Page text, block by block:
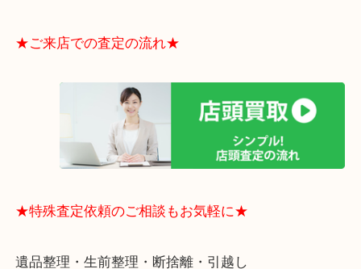
電など、業界最多の買取可能品目！
買取大吉のMEGAドン・キホーテ弁天町店に来てよ
思っていただけるよう、
一点一点丁寧に査定させていただきます！
★ご来店での査定の流れ★